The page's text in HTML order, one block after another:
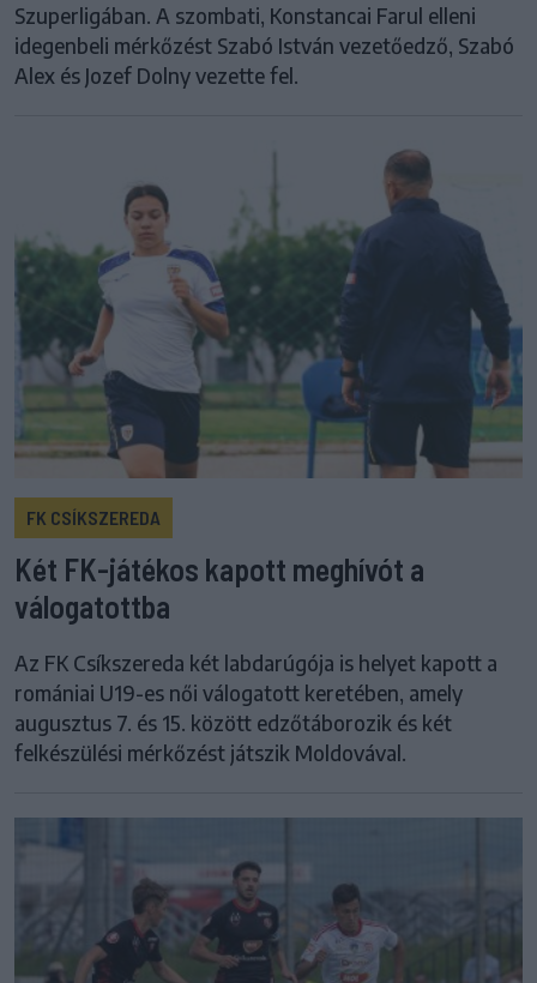
Szuperligában. A szombati, Konstancai Farul elleni
idegenbeli mérkőzést Szabó István vezetőedző, Szabó
Alex és Jozef Dolny vezette fel.
FK CSÍKSZEREDA
Két FK-játékos kapott meghívót a
válogatottba
Az FK Csíkszereda két labdarúgója is helyet kapott a
romániai U19-es női válogatott keretében, amely
augusztus 7. és 15. között edzőtáborozik és két
felkészülési mérkőzést játszik Moldovával.